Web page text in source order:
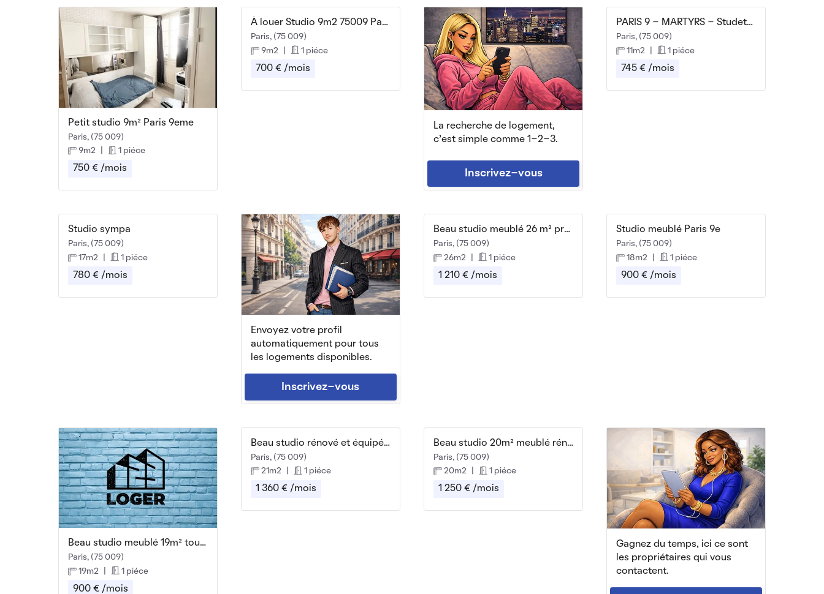
La recherche de logement,
c'est simple comme 1-2-3.
Inscrivez-vous
Envoyez votre profil
automatiquement pour tous
les logements disponibles.
Inscrivez-vous
Gagnez du temps, ici ce sont
les propriétaires qui vous
contactent.
Petit studio 9m² Paris 9eme
Paris, (75 009)
9m2
1 piéce
750 € /mois
À louer Studio 9m2 75009 Paris
Paris, (75 009)
9m2
1 piéce
700 € /mois
PARIS 9 - MARTYRS - Studette meublée
Paris, (75 009)
11m2
1 piéce
745 € /mois
Studio sympa
Paris, (75 009)
17m2
1 piéce
780 € /mois
Beau studio meublé 26 m² proche Pigalle/ Blanche
Paris, (75 009)
26m2
1 piéce
1 210 € /mois
Studio meublé Paris 9e
Paris, (75 009)
18m2
1 piéce
900 € /mois
Beau studio meublé 19m² tout confort
Paris, (75 009)
19m2
1 piéce
900 € /mois
Beau studio rénové et équipé 21m² BAIL CIVIL
Paris, (75 009)
21m2
1 piéce
1 360 € /mois
Beau studio 20m² meublé rénové à neuf
Paris, (75 009)
20m2
1 piéce
1 250 € /mois